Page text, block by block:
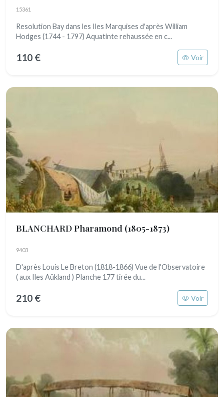
15361
Resolution Bay dans les Iles Marquises d'après William
Hodges (1744 - 1797) Aquatinte rehaussée en c...
110 € Voir
BLANCHARD Pharamond (1805-1873)
9403
D'après Louis Le Breton (1818-1866) Vue de l'Observatoire
( aux Iles Aükland ) Planche 177 tirée du...
210 € Voir